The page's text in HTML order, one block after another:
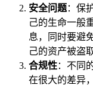
安全问题：保
己的生命一般
息，同时要避
己的资产被盗取
合规性：不同
在很大的差异